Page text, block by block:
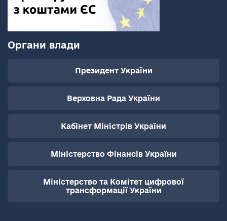
Органи влади
Президент України
Верховна Рада України
Кабінет Міністрів України
Міністерство Фінансів України
Міністерство та Комітет цифрової
трансформації України